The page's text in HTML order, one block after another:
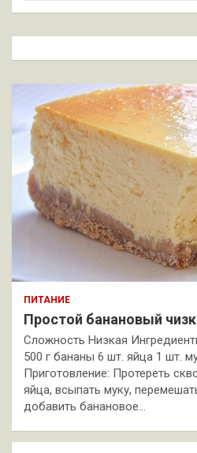
к
ПИТАНИЕ
Простой банановый
Сложность Низкая
500 г бананы 6 шт. яйца 1 шт.
Приготовление: Протереть
яйца, всыпать муку,
добавить банановое…